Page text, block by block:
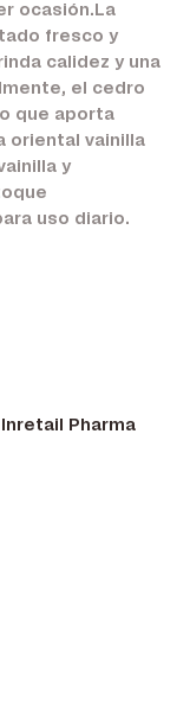
ocasión.La
fresco y
calidez y una
el cedro
que aporta
oriental vainilla
y
uso diario.
Pharma